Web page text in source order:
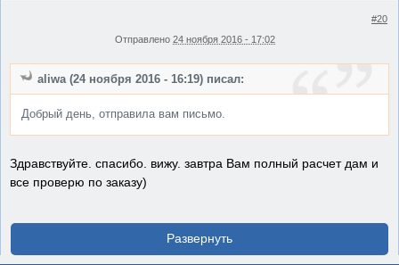
#20
Отправлено 24 ноября 2016 - 17:02
aliwa (24 ноября 2016 - 16:19) писал:
Добрый день, отправила вам письмо.
Здравствуйте. спасибо. вижу. завтра Вам полный расчет дам и
все проверю по заказу)